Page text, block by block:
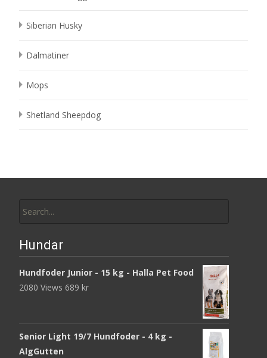
Siberian Husky
Dalmatiner
Mops
Shetland Sheepdog
for:
Hundar
Hundfoder Junior - 15 kg - Halla Pet Food
2080 Views 689 kr
Senior Light 19/7 Hundfoder - 4 kg -
AlgGutten